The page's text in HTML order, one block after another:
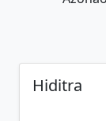
Hiditra